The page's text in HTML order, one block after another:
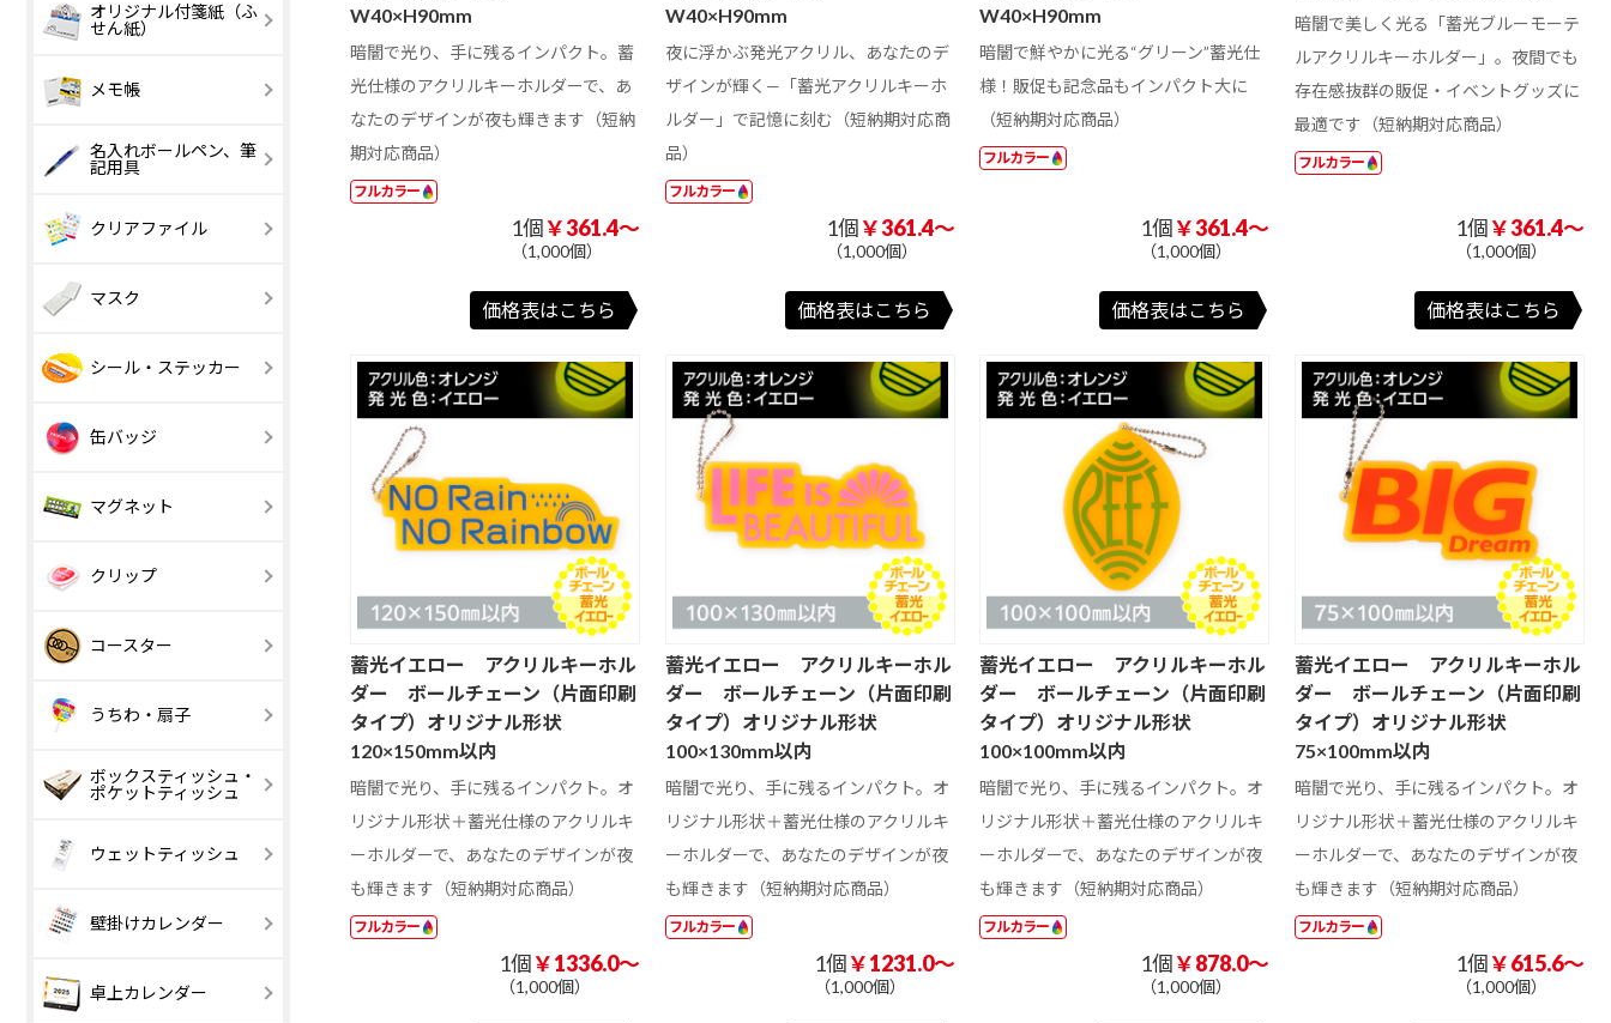
エコバッグ
収納機能・ポー
ポケット付
マジックテープ
付き
ボタン付き 2way/3way
マチあり（船
マチあり（角
バケツ型
クラシック
ミニトート、ラ
ンチバッグ
ショルダーバッ
グ、サコッシュ
A4 サイズ以上 B4 サイズ以上 A3 サイズ以上 A4 サイズ未満
【激安】100 円
以下
101 ～ 200 円 201 ～ 300 円 301 ～ 400 円 401 ～ 500 円
501 円以上
1 ～ 200 円 201 円以上
ーナー
【激安】100 円
301 円以上
オリジナル付箋紙（ふ
せん紙）
表紙カバー付付
表紙カバー付付
表紙カバー付付
表紙カバー付付
クイック表紙カ
エコ表紙カバー
ハーフカバー付
台紙付付箋Bタ
イプ
その他台紙付付
箋
箋Cタイプ
箋Dタイプ
箋
カバー付付箋
ーなし付箋
ー付付箋
し付箋
表紙カバー付ダ
イカット付箋
台紙付ダイカッ
カバーなしダイ
名入れ専用付箋
以下
51 ～ 100 円
メモ帳
【激安】50 円
名入れボールペン、筆
記用具
多色ボールペン
多機能ボールペ
ン
三菱鉛筆
（UNI）
ぺんてる
（Pentel）
【激安】100 円
101 ～ 200 円 201 ～ 300 円 301 円以上
クリアファイル
マスク
シール・ステッカー
缶バッジ
安全ピン マグネット
【激安】50 円
以下
51 ～ 80 円 81 円以上
マグネット
ミニ額縁マグネ
ット
木製マグネット
マグネットバー エコマグネット
アクリルマグネ
ット
四角型 丸型 オリジナル形状 バー型 ハート型
レーザー彫刻
クリップ
プ
台紙付き 2個タイプ
3個タイプ
印刷タイプ レーザー彫刻
201 ～ 300 円 301 円以上
コースター
コルク サステナブル 珪藻土 アクリル ラバーマット
MDF デニム
丸型 四角 ユニフォーム型 オリジナル形状
うちわ・扇子
ボックスティッシュ・
ポケットティッシュ
ウェットティッシュ
壁掛けカレンダー
写真入りスケジ
イラスト入りス
国内アート
卓上カレンダー
W40×H90mm
暗闇で光り、手に残るインパクト。蓄
光仕様のアクリルキーホルダーで、あ
なたのデザインが夜も輝きます（短納
期対応商品）
フルカラー
1個￥361.4～
（1,000個）
価格表はこちら
W40×H90mm
夜に浮かぶ発光アクリル、あなたのデ
ザインが輝く—「蓄光アクリルキーホ
ルダー」で記憶に刻む（短納期対応商
品）
フルカラー
1個￥361.4～
（1,000個）
価格表はこちら
W40×H90mm
暗闇で鮮やかに光る“グリーン”蓄光仕
様！販促も記念品もインパクト大に
（短納期対応商品）
フルカラー
1個￥361.4～
（1,000個）
価格表はこちら
暗闇で美しく光る「蓄光ブルーモーテ
ルアクリルキーホルダー」。夜間でも
存在感抜群の販促・イベントグッズに
最適です（短納期対応商品）
フルカラー
1個￥361.4～
（1,000個）
価格表はこちら
蓄光イエロー アクリルキーホル
ダー ボールチェーン（片面印刷
タイプ）オリジナル形状
120×150mm以内
暗闇で光り、手に残るインパクト。オ
リジナル形状＋蓄光仕様のアクリルキ
ーホルダーで、あなたのデザインが夜
も輝きます（短納期対応商品）
フルカラー
1個￥1336.0～
（1,000個）
蓄光イエロー アクリルキーホル
ダー ボールチェーン（片面印刷
タイプ）オリジナル形状
100×130mm以内
暗闇で光り、手に残るインパクト。オ
リジナル形状＋蓄光仕様のアクリルキ
ーホルダーで、あなたのデザインが夜
も輝きます（短納期対応商品）
フルカラー
1個￥1231.0～
（1,000個）
蓄光イエロー アクリルキーホル
ダー ボールチェーン（片面印刷
タイプ）オリジナル形状
100×100mm以内
暗闇で光り、手に残るインパクト。オ
リジナル形状＋蓄光仕様のアクリルキ
ーホルダーで、あなたのデザインが夜
も輝きます（短納期対応商品）
フルカラー
1個￥878.0～
（1,000個）
蓄光イエロー アクリルキーホル
ダー ボールチェーン（片面印刷
タイプ）オリジナル形状
75×100mm以内
暗闇で光り、手に残るインパクト。オ
リジナル形状＋蓄光仕様のアクリルキ
ーホルダーで、あなたのデザインが夜
も輝きます（短納期対応商品）
フルカラー
1個￥615.6～
（1,000個）